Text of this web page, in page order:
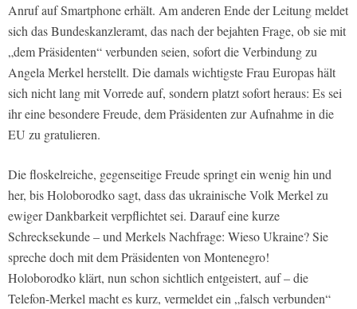
Anruf auf Smartphone erhält. Am anderen Ende der Leitung meldet
sich das Bundeskanzleramt, das nach der bejahten Frage, ob sie mit
„dem Präsidenten“ verbunden seien, sofort die Verbindung zu
Angela Merkel herstellt. Die damals wichtigste Frau Europas hält
sich nicht lang mit Vorrede auf, sondern platzt sofort heraus: Es sei
ihr eine besondere Freude, dem Präsidenten zur Aufnahme in die
EU zu gratulieren.
Die floskelreiche, gegenseitige Freude springt ein wenig hin und
her, bis Holoborodko sagt, dass das ukrainische Volk Merkel zu
ewiger Dankbarkeit verpflichtet sei. Darauf eine kurze
Schrecksekunde – und Merkels Nachfrage: Wieso Ukraine? Sie
spreche doch mit dem Präsidenten von Montenegro!
Holoborodko klärt, nun schon sichtlich entgeistert, auf – die
Telefon-Merkel macht es kurz, vermeldet ein „falsch verbunden“